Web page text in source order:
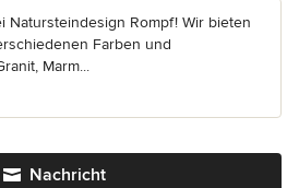
Natursteindesign Rompf! Wir bieten
Farben und
Marm...
Nachricht